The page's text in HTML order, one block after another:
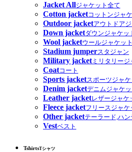
Jacket Allジャケット全て
Cotton jacketコットンジャ
Outdoor jacketアウトドア
Down jacketダウンジャケッ
Wool jacketウールジャケット
Stadium jumperスタジャン
Military jacketミリタリージ
Coatコート
Sports jacketスポーツジャケ
Denim jacketデニムジャケッ
Leather jacketレザージャケ
Fleece jacketフリースジャケ
Other jacketテーラード,ハ
Vestベスト
TshirtsTシャツ